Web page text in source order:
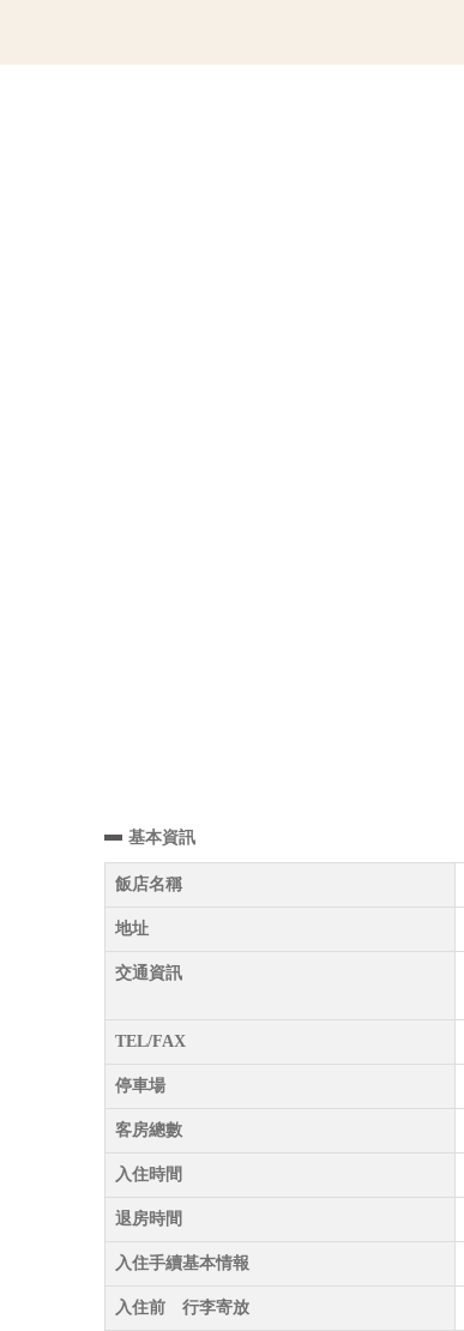
基本資訊
飯店名稱
地址
交通資訊
TEL/FAX
停車場
客房總數
入住時間
退房時間
入住手續基本情報
入住前 行李寄放